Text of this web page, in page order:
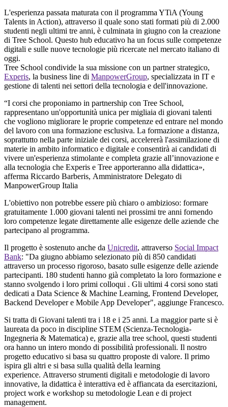
L'esperienza passata maturata con il programma YTiA (Young
Talents in Action), attraverso il quale sono stati formati più di 2.000
studenti negli ultimi tre anni, è culminata in giugno con la creazione
di Tree School. Questo hub educativo ha un focus sulle competenze
digitali e sulle nuove tecnologie più ricercate nel mercato italiano di
oggi.
Tree School condivide la sua missione con un partner strategico,
Experis, la business line di ManpowerGroup, specializzata in IT e
gestione di talenti nei settori della tecnologia e dell'innovazione.
“I corsi che proponiamo in partnership con Tree School,
rappresentano un'opportunità unica per migliaia di giovani talenti
che vogliono migliorare le proprie competenze ed entrare nel mondo
del lavoro con una formazione esclusiva. La formazione a distanza,
soprattutto nella parte iniziale dei corsi, accelererà l'assimilazione di
materie in ambito informatico e digitale e consentirà ai candidati di
vivere un'esperienza stimolante e completa grazie all’innovazione e
alla tecnologia che Experis e Tree apporteranno alla didattica»,
afferma Riccardo Barberis, Amministratore Delegato di
ManpowerGroup Italia
L'obiettivo non potrebbe essere più chiaro o ambizioso: formare
gratuitamente 1.000 giovani talenti nei prossimi tre anni fornendo
loro competenze legate direttamente alle esigenze delle aziende che
partecipano al programma.
Il progetto è sostenuto anche da Unicredit, attraverso Social Impact
Bank: "Da giugno abbiamo selezionato più di 850 candidati
attraverso un processo rigoroso, basato sulle esigenze delle aziende
partecipanti. 180 studenti hanno già completato la loro formazione e
stanno svolgendo i loro primi colloqui . Gli ultimi 4 corsi sono stati
dedicati a Data Science & Machine Learning, Frontend Developer,
Backend Developer e Mobile App Developer", aggiunge Francesco.
Si tratta di Giovani talenti tra i 18 e i 25 anni. La maggior parte si è
laureata da poco in discipline STEM (Scienza-Tecnologia-
Ingegneria & Matematica) e, grazie alla tree school, questi studenti
ora hanno un intero mondo di possibilità professionali. Il nostro
progetto educativo si basa su quattro proposte di valore. Il primo
ispira gli altri e si basa sulla qualità della learning
experience. Attraverso strumenti digitali e metodologie di lavoro
innovative, la didattica è interattiva ed è affiancata da esercitazioni,
project work e workshop su metodologie Lean e di project
management.